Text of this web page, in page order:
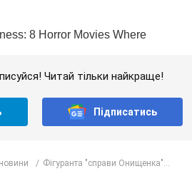
Читай тільки найкраще!
Підписатись
Фігуранта "справи Онищенка"...